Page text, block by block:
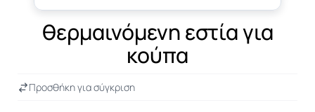
θερμαινόμενη εστία για
κούπα
Προσθήκη για σύγκριση